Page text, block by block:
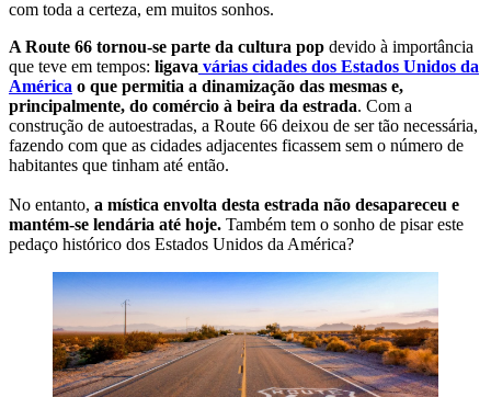
com toda a certeza, em muitos sonhos.
A Route 66 tornou-se parte da cultura pop devido à importância
que teve em tempos: ligava várias cidades dos Estados Unidos da
América o que permitia a dinamização das mesmas e,
principalmente, do comércio à beira da estrada. Com a
construção de autoestradas, a Route 66 deixou de ser tão necessária,
fazendo com que as cidades adjacentes ficassem sem o número de
habitantes que tinham até então.
No entanto, a mística envolta desta estrada não desapareceu e
mantém-se lendária até hoje. Também tem o sonho de pisar este
pedaço histórico dos Estados Unidos da América?